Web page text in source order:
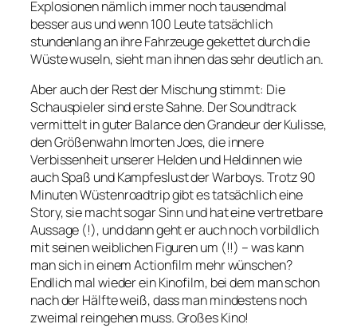
Explosionen nämlich immer noch tausendmal
besser aus und wenn 100 Leute tatsächlich
stundenlang an ihre Fahrzeuge gekettet durch die
Wüste wuseln, sieht man ihnen das sehr deutlich an.
Aber auch der Rest der Mischung stimmt: Die
Schauspieler sind erste Sahne. Der Soundtrack
vermittelt in guter Balance den Grandeur der Kulisse,
den Größenwahn Imorten Joes, die innere
Verbissenheit unserer Helden und Heldinnen wie
auch Spaß und Kampfeslust der Warboys. Trotz 90
Minuten Wüstenroadtrip gibt es tatsächlich eine
Story, sie macht sogar Sinn und hat eine vertretbare
Aussage (!), und dann geht er auch noch vorbildlich
mit seinen weiblichen Figuren um (!!) – was kann
man sich in einem Actionfilm mehr wünschen?
Endlich mal wieder ein Kinofilm, bei dem man schon
nach der Hälfte weiß, dass man mindestens noch
zweimal reingehen muss. Großes Kino!